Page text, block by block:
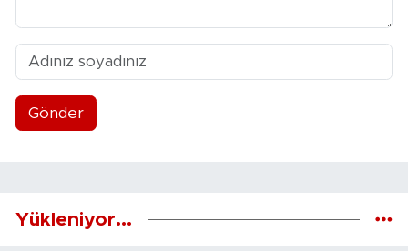
Gönder
Yükleniyor...